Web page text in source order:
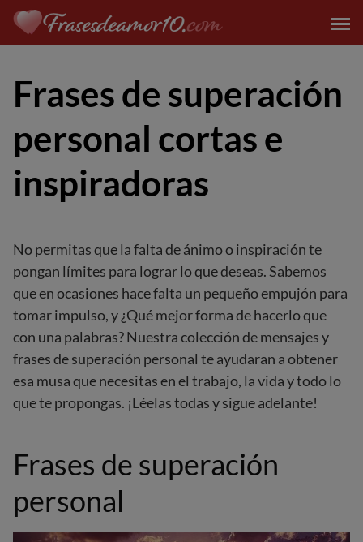
Saltar
contenido
Frases de superación
personal cortas e
inspiradoras
No permitas que la falta de ánimo o inspiración te
pongan límites para lograr lo que deseas. Sabemos
que en ocasiones hace falta un pequeño empujón para
tomar impulso, y ¿Qué mejor forma de hacerlo que
con una palabras? Nuestra colección de mensajes y
frases de superación personal te ayudaran a obtener
esa musa que necesitas en el trabajo, la vida y todo lo
que te propongas. ¡Léelas todas y sigue adelante!
Frases de superación
personal